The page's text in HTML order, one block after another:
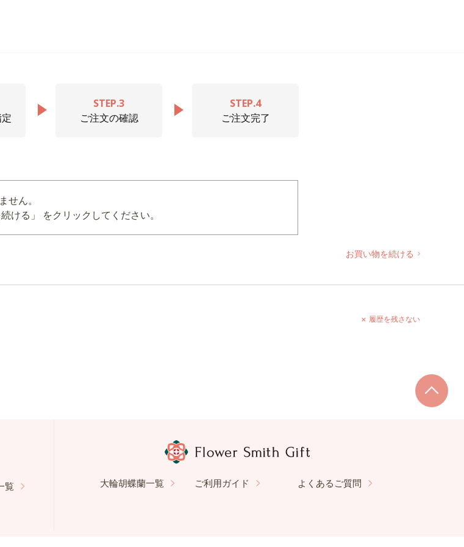
STEP.3
ご注文の確認
STEP.4
ご注文完了
ん。
ける」 をクリックしてください。
お買い物を続ける
履歴を残さない
覧
大輪胡蝶蘭一覧 ご利用ガイド よくあるご質問